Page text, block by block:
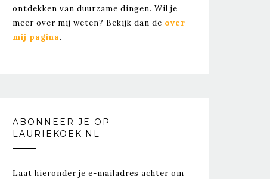
ontdekken van duurzame dingen. Wil je
meer over mij weten? Bekijk dan de over
mij pagina.
ABONNEER JE OP
LAURIEKOEK.NL
Laat hieronder je e-mailadres achter om